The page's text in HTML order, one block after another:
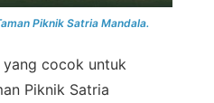
Piknik Satria Mandala.
yang cocok untuk
Piknik Satria